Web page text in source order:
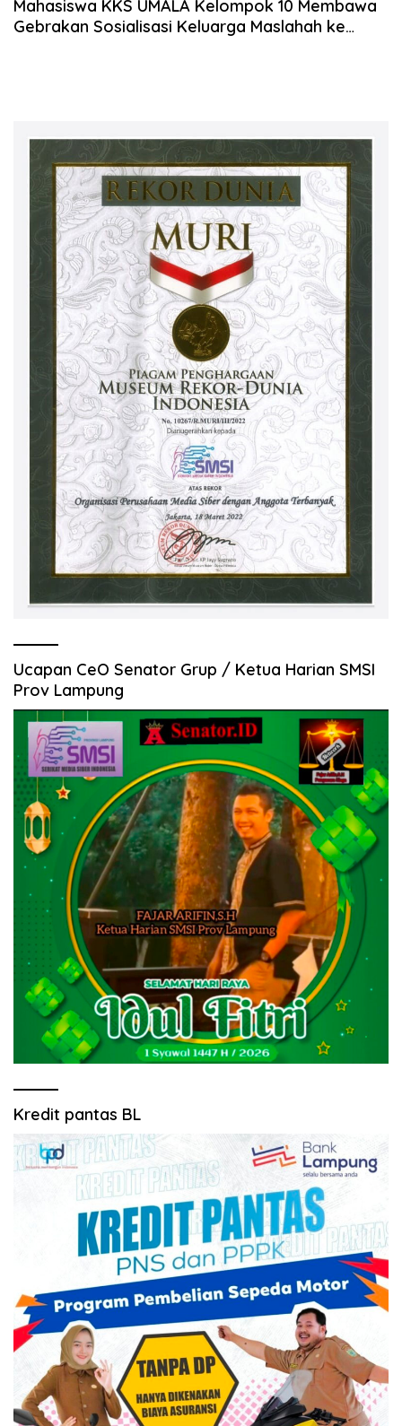
Mahasiswa KKS UMALA Kelompok 10 Membawa
Gebrakan Sosialisasi Keluarga Maslahah ke
Ucapan CeO Senator Grup / Ketua Harian SMSI
Prov Lampung
Kredit pantas BL